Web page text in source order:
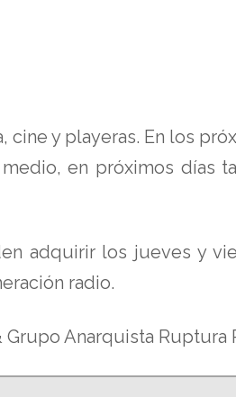
y playeras. En los
en próximos días
adquirir los jueves y
radio.
Anarquista Ruptura